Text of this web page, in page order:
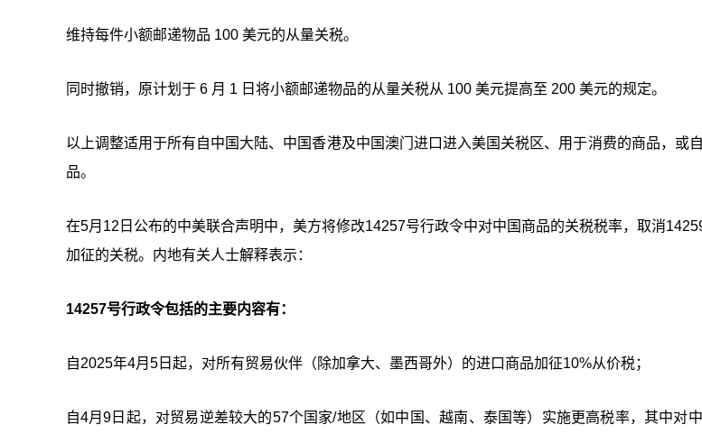
维持每件小额邮递物品 100 美元的从量关税。
同时撤销，原计划于 6 月 1 日将小额邮递物品的从量关税从 100 美元提高至 200 美元的规定。
以上调整适用于所有自中国大陆、中国香港及中国澳门进口进入美国关税区、用于消费的商品，或
品。
在5月12日公布的中美联合声明中，美方将修改14257号行政令中对中国商品的关税税率，取消
加征的关税。内地有关人士解释表示：
14257号行政令包括的主要内容有：
自2025年4月5日起，对所有贸易伙伴（除加拿大、墨西哥外）的进口商品加征10%从价税；
自4月9日起，对贸易逆差较大的57个国家/地区（如中国、越南、泰国等）实施更高税率，其中对